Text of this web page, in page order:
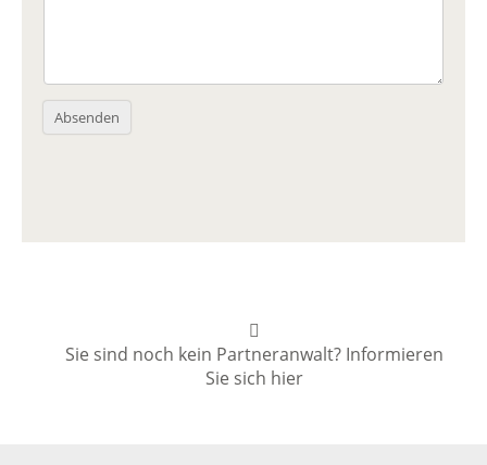
Absenden
Sie sind noch kein Partneranwalt? Informieren
Sie sich hier